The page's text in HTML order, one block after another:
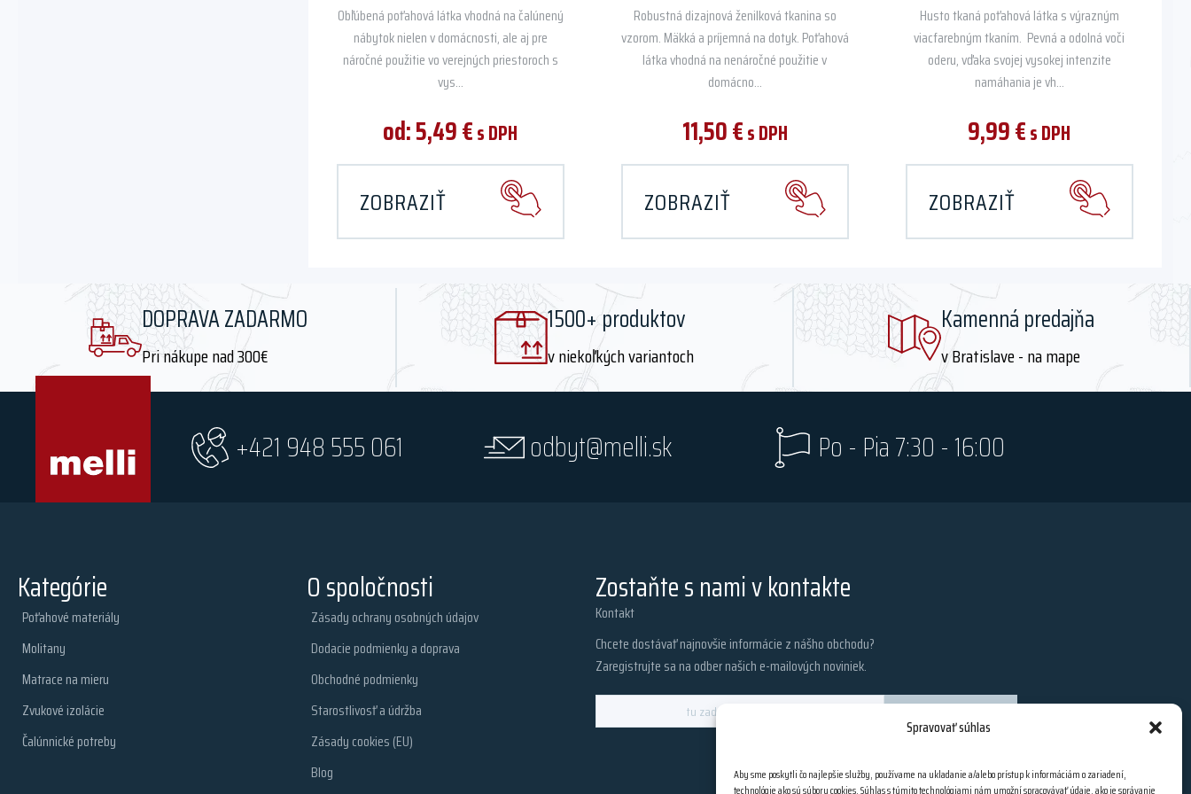
Spravovať súhlas
Aby sme poskytli čo najlepšie služby, používame na ukladanie a/alebo prístup k informáciám o zariadení,
technológie ako sú súbory cookies. Súhlas s týmito technológiami nám umožní spracovávať údaje, ako je správanie
Obľúbená poťahová látka vhodná na čalúnený
nábytok nielen v domácnosti, ale aj pre
náročné použitie vo verejných priestoroch s
vys...
od:5,49€s DPH
ZOBRAZIŤ
Robustná dizajnová ženilková tkanina so
vzorom. Mäkká a príjemná na dotyk. Poťahová
látka vhodná na nenáročné použitie v
domácno...
11,50€s DPH
ZOBRAZIŤ
Husto tkaná poťahová látka s výrazným
viacfarebným tkaním. Pevná a odolná voči
oderu, vďaka svojej vysokej intenzite
namáhania je vh...
9,99€s DPH
ZOBRAZIŤ
DOPRAVA ZADARMO
Pri nákupe nad 300€
1500+ produktov
v niekoľkých variantoch
Kamenná predajňa
v Bratislave - na mape
+421 948 555 061 odbyt@melli.sk Po - Pia 7:30 - 16:00
Kategórie
Poťahové materiály
Molitany
Matrace na mieru
Zvukové izolácie
Čalúnnické potreby
O spoločnosti
Zásady ochrany osobných údajov
Dodacie podmienky a doprava
Obchodné podmienky
Starostlivosť a údržba
Zásady cookies (EU)
Blog
Zostaňte s nami v kontakte
Kontakt
Chcete dostávať najnovšie informácie z nášho obchodu?
Zaregistrujte sa na odber našich e-mailových noviniek.